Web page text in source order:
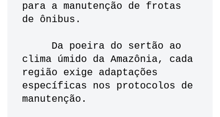
para a manutenção de frotas
de ônibus.
clima úmido da Amazônia, cada
região exige adaptações
específicas nos protocolos de
manutenção.